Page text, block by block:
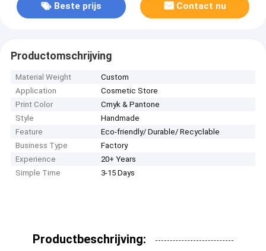
Beste prijs Contact nu
Productomschrijving
Material Weight
Custom
Application
Cosmetic Store
Print Color
Cmyk & Pantone
Style
Handmade
Feature
Eco-friendly/ Durable/ Recyclable
Business Type
Factory
Experience
20+ Years
Simple Time
3-15 Days
Productbeschrijving: